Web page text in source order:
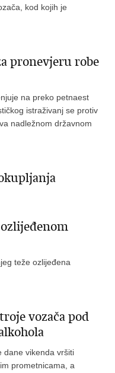
kod kojih je
pronevjeru robe
na preko petnaest
istraživanj se protiv
nadležnom državnom
teže ozlijeđena
vozača pod
dane vikenda vršiti
prometnicama, a